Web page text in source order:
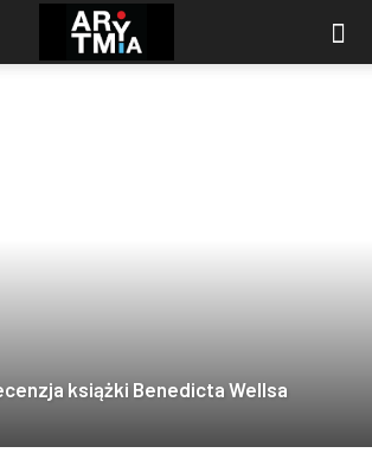
książki Benedicta Wellsa